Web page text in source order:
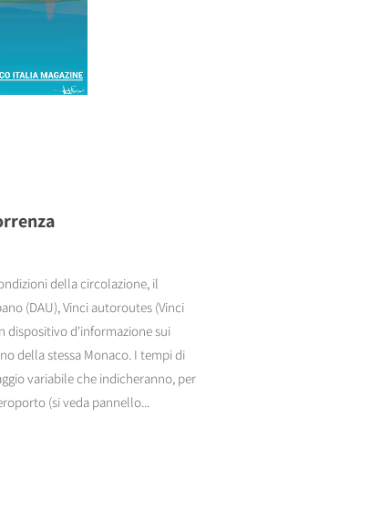
della circolazione, il
(DAU), Vinci autoroutes (Vinci
dispositivo d'informazione sui
della stessa Monaco. I tempi di
variabile che indicheranno, per
(si veda pannello...